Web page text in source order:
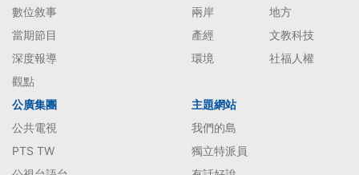
數位敘事
當期節目
深度報導
觀點
兩岸
地方
產經
文教科技
環境
社福人權
公廣集團
公共電視
PTS TW
主題網站
我們的島
獨立特派員